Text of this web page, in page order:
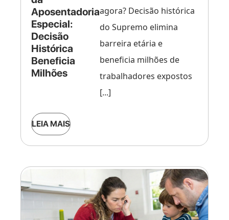
Aposentadoria
Especial:
Decisão
Histórica
Beneficia
Milhões
agora? Decisão histórica
do Supremo elimina
barreira etária e
beneficia milhões de
trabalhadores expostos
[...]
LEIA MAIS